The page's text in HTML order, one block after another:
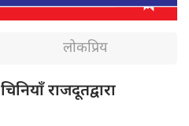
लोकप्रिय
चिनियाँ राजदूतद्वारा